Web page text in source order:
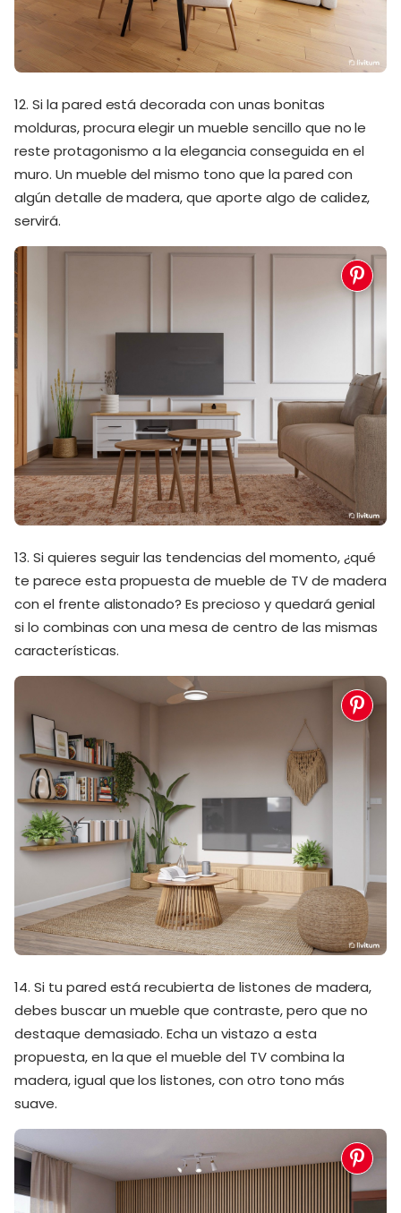
12. Si la pared está decorada con unas bonitas
molduras, procura elegir un mueble sencillo que no le
reste protagonismo a la elegancia conseguida en el
muro. Un mueble del mismo tono que la pared con
algún detalle de madera, que aporte algo de calidez,
servirá.
13. Si quieres seguir las tendencias del momento, ¿qué
te parece esta propuesta de mueble de TV de madera
con el frente alistonado? Es precioso y quedará genial
si lo combinas con una mesa de centro de las mismas
características.
14. Si tu pared está recubierta de listones de madera,
debes buscar un mueble que contraste, pero que no
destaque demasiado. Echa un vistazo a esta
propuesta, en la que el mueble del TV combina la
madera, igual que los listones, con otro tono más
suave.